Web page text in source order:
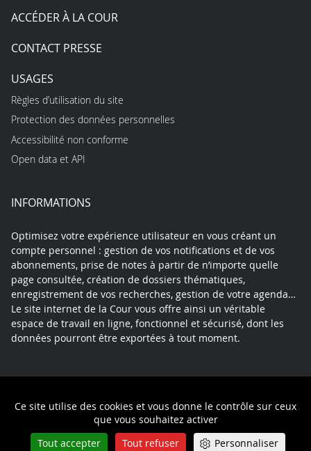
Ce site utilise des cookies et vous donne le contrôle sur ceux
que vous souhaitez activer
Tout accepter
Tout refuser Personnaliser
ACCÉDER À LA COUR
CONTACT PRESSE
USAGES
Règles d’utilisation du site
Protection des données personnelles
Accessibilité non conforme
Open data et API
INFORMATIONS
Optimisez votre expérience utilisateur en vous créant un
compte personnel : gestion de vos notifications et de vos
abonnements, prise de notes à partir de n’importe quelle
page consultée, création de dossiers thématiques,
enregistrement de vos recherches, gestion de votre agenda…
Le site internet de la Cour vous offre ainsi un véritable
espace de travail en ligne, fonctionnel et sécurisé, dont les
données pourront être exportées à tout moment.
Politique de confidentialité